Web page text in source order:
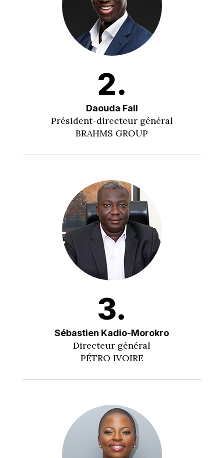
2.
Daouda Fall
Président-directeur général
BRAHMS GROUP
3.
Sébastien Kadio-Morokro
Directeur général
PÉTRO IVOIRE